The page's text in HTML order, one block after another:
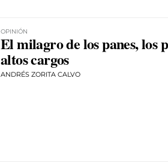
OPINIÓN
El milagro de los panes, los
altos cargos
ANDRÉS ZORITA CALVO